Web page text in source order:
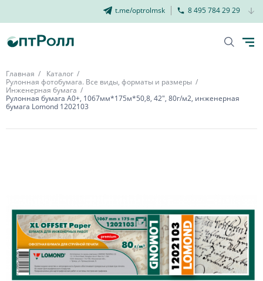
t.me/optrolmsk 8 495 784 29 29
Главная
Каталог
Рулонная фотобумага. Все виды, форматы и размеры
Инженерная бумага
Рулонная бумага А0+, 1067мм*175м*50,8, 42", 80г/м2, инженерная
бумага Lomond 1202103